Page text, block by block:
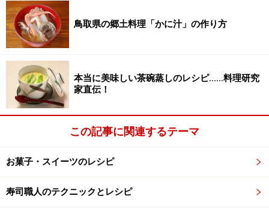
鳥取県の郷土料理「かに汁」の作り方
本当に美味しい茶碗蒸しのレシピ……料理研究
家直伝！
この記事に関連するテーマ
お菓子・スイーツのレシピ
寿司職人のテクニックとレシピ